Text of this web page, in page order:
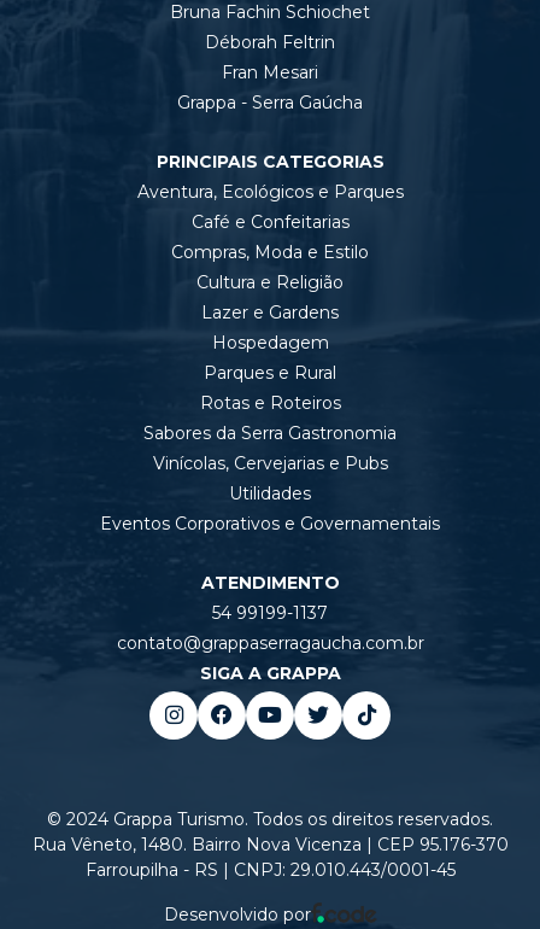
Bruna Fachin Schiochet
Déborah Feltrin
Fran Mesari
Grappa - Serra Gaúcha
PRINCIPAIS CATEGORIAS
Aventura, Ecológicos e Parques
Café e Confeitarias
Compras, Moda e Estilo
Cultura e Religião
Lazer e Gardens
Hospedagem
Parques e Rural
Rotas e Roteiros
Sabores da Serra Gastronomia
Vinícolas, Cervejarias e Pubs
Utilidades
Eventos Corporativos e Governamentais
ATENDIMENTO
54 99199-1137
contato@grappaserragaucha.com.br
SIGA A GRAPPA
© 2024 Grappa Turismo. Todos os direitos reservados.
Rua Vêneto, 1480. Bairro Nova Vicenza | CEP 95.176-370
Farroupilha - RS | CNPJ: 29.010.443/0001-45
Desenvolvido por